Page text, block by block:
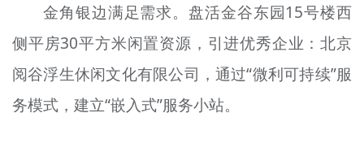
金角银边满足需求。盘活金谷东园15号楼西
侧平房30平方米闲置资源，引进优秀企业：北京
阅谷浮生休闲文化有限公司，通过“微利可持续”服
务模式，建立“嵌入式”服务小站。